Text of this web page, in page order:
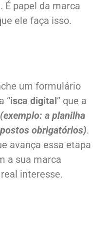
É papel da marca
ele faça isso.
um formulário
“isca digital” que a
(exemplo: a planilha
obrigatórios).
avança essa etapa
a sua marca
interesse.